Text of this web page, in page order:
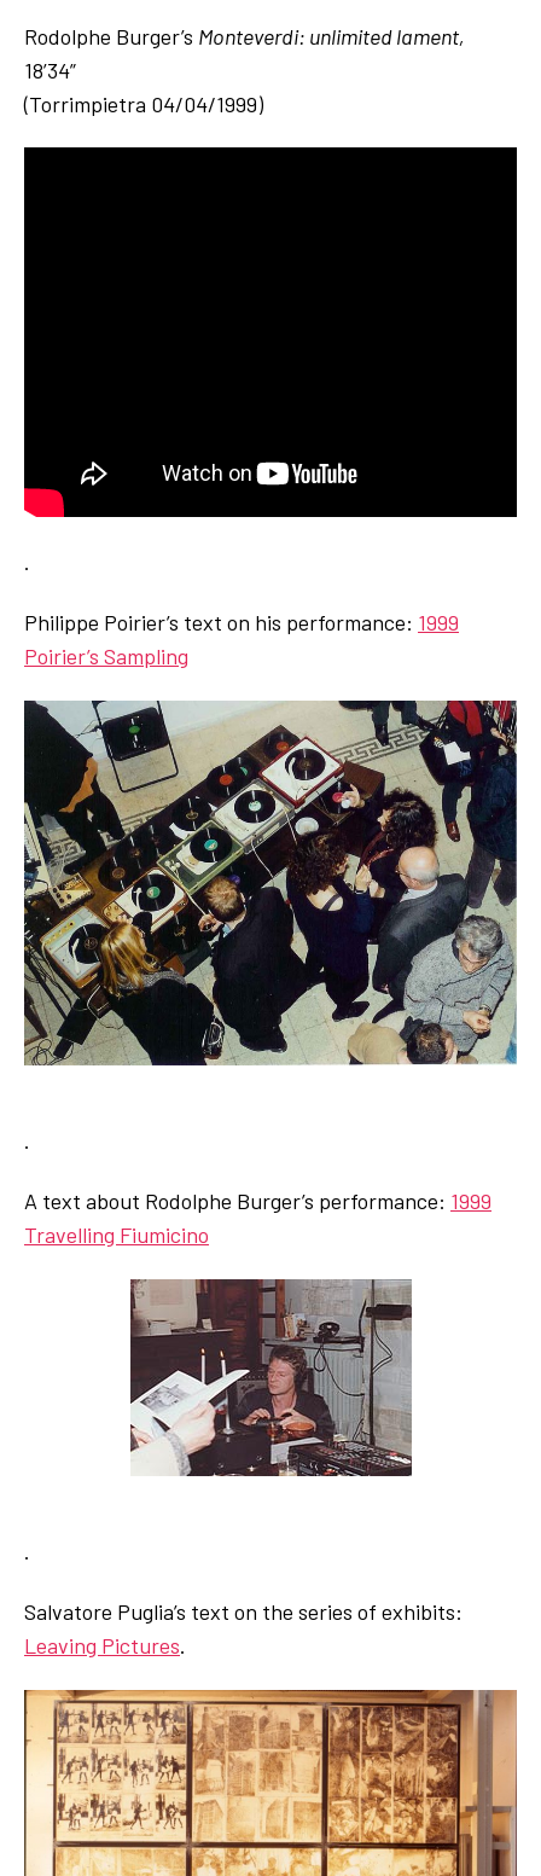
Rodolphe Burger’s Monteverdi: unlimited lament,
18’34”
(Torrimpietra 04/04/1999)
.
Philippe Poirier’s text on his performance: 1999
Poirier’s Sampling
.
A text about Rodolphe Burger’s performance: 1999
Travelling Fiumicino
.
Salvatore Puglia’s text on the series of exhibits:
Leaving Pictures.